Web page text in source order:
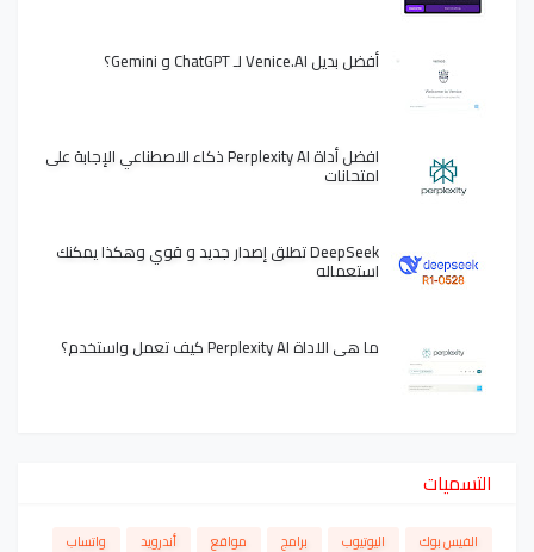
أفضل بديل Venice.AI لـ ChatGPT و Gemini؟
افضل أداة Perplexity AI ذكاء الاصطناعي الإجابة على
امتحانات
DeepSeek تطلق إصدار جديد و قوي وهكذا يمكنك
استعماله
ما هي الاداة Perplexity AI كيف تعمل واستخدم؟
التسميات
الفيس بوك اليوتيوب برامج مواقع أندرويد
واتساب